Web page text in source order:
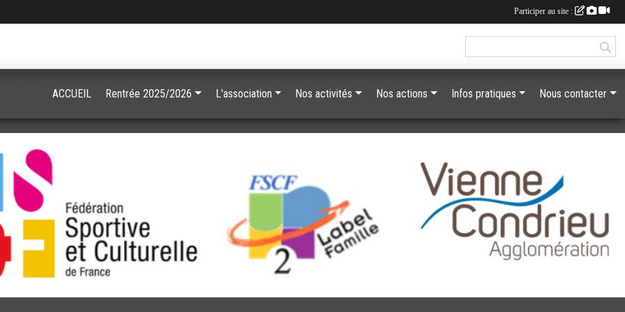
ACCUEIL Rentrée 2025/2026 L'association Nos activités Nos actions Infos pratiques Nous contacter
Participer au site :